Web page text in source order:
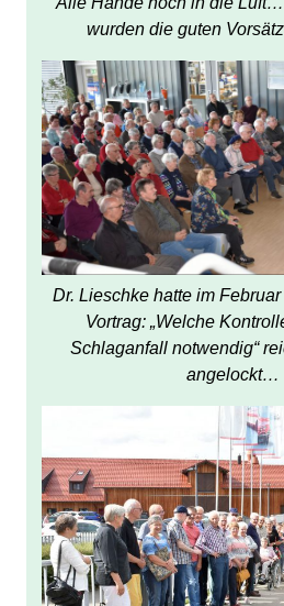
wurden die guten
Dr. Lieschke hatte im
Vortrag: „Welche
Schlaganfall notwendig“
angelockt…